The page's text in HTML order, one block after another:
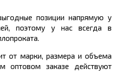
позиции напрямую у
поэтому у нас всегда в
от марки, размера и объема
оптовом заказе действуют